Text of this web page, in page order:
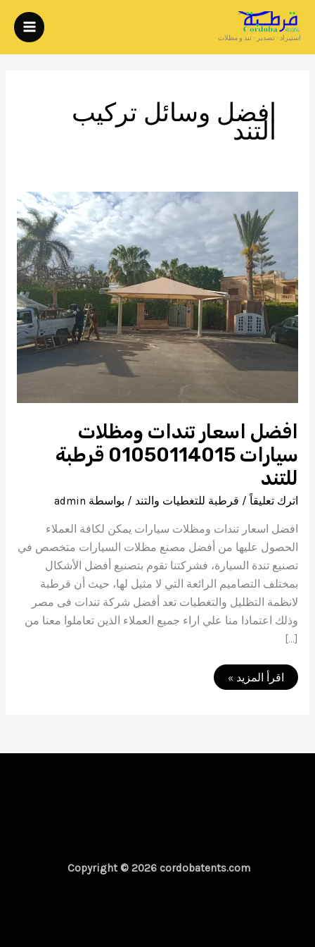
تخطي
المحتوى
استيراد - تصدير - تند و مظلات
افضل وسائل تركيب
التند
افضل اسعار تندات ومظلات
سيارات 01050114015 قرطبة
للتند
اترك تعليقاً / قرطبة للتغطيات والتند / بواسطة admin
افضل اسعار تندات ومظلات سيارات يمكن لكافة العملاء
الحصول عليها من أفضل مصنع مظلات السيارات متخصص في
تصنيع تندة السيارة، فشركتنا تقوم بتصنيع أفضل الأشكال
بمختلف التصاميم الرائعة التي لا مثيل لها، حيث أن قرطبة
لانظمة التظليل والتغطيات تعد أفضل شركة تندات فى مصر
وذلك اعتمادا منا علي اراء جميع العملاء الذين تعاملوا معنا من
[…]
افضل
اسعار
للتند
اقرأ المزيد »
Copyright © 2026 cordobatents.com